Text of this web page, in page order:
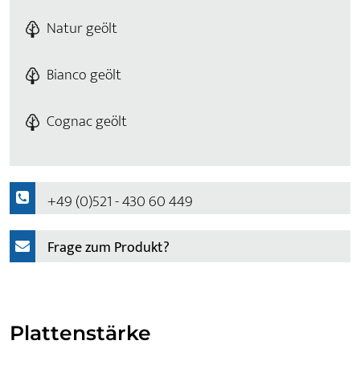
Natur geölt
Bianco geölt
Cognac geölt
+49 (0)521 - 430 60 449
Frage zum Produkt?
Plattenstärke